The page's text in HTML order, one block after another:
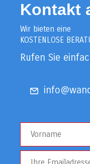
Kontakt
Wir bieten eine
KOSTENLOSE
Rufen Sie